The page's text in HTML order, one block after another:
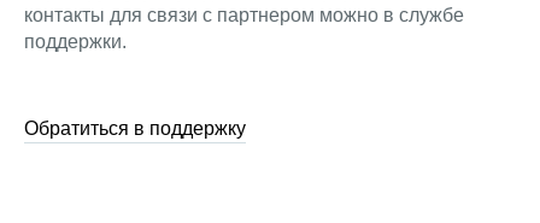
контакты для связи с партнером можно в службе
поддержки.
Обратиться в поддержку